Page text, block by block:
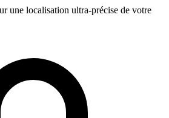
une localisation ultra-précise de votre